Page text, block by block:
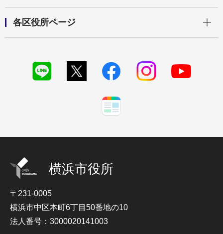
各区役所ページ
横浜市役所
〒231-0005
横浜市中区本町6丁目50番地の10
法人番号：3000020141003